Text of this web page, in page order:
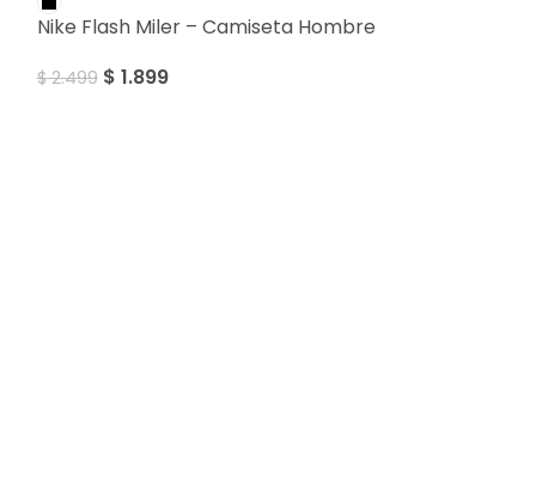
Nike Flash Miler – Camiseta Hombre
$2.499 $ 1.899